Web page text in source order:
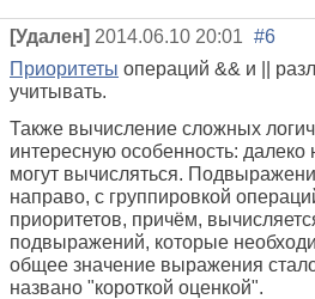
[Удален] 2014.06.10 20:01 #6
Приоритеты операций && и ||
учитывать.
Также вычисление сложных
интересную особенность:
могут вычисляться.
направо, с группировкой
приоритетов, причём,
подвыражений, которые
общее значение выражения
названо "короткой оценкой".